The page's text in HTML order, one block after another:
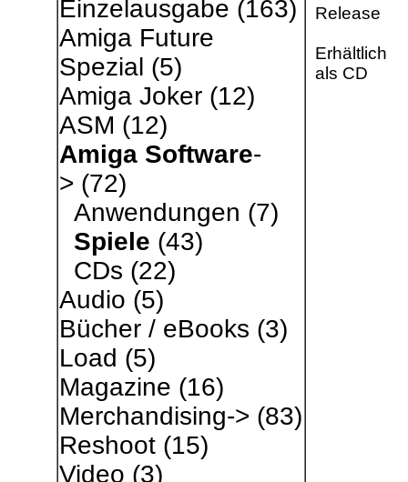
Einzelausgabe (163)
Amiga Future
Spezial (5)
Amiga Joker(12)
ASM (12)
Amiga Software-
> (72)
Anwendungen (7)
Spiele (43)
CDs (22)
Audio (5)
Bücher / eBooks (3)
Load (5)
Magazine (16)
Merchandising-> (83)
Reshoot(15)
Video (3)
Release
Erhältlich
als CD